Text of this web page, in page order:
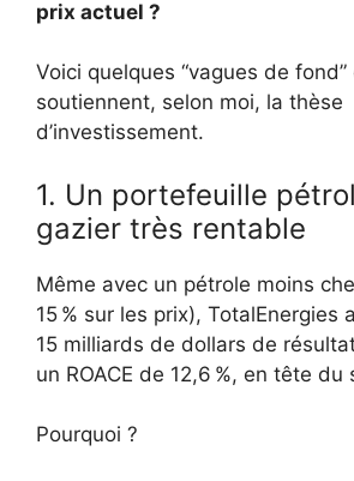
prix actuel ?
Voici quelques “vagues de fond”
soutiennent, selon moi, la thèse
d’investissement.
1. Un portefeuille
gazier très rentable
Même avec un pétrole moins
15 % sur les prix), TotalEnergies
15 milliards de dollars de
un ROACE de 12,6 %, en tête du
Pourquoi ?